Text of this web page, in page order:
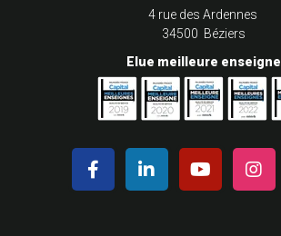
4 rue des Ardennes
34500 Béziers
Elue meilleure enseigne